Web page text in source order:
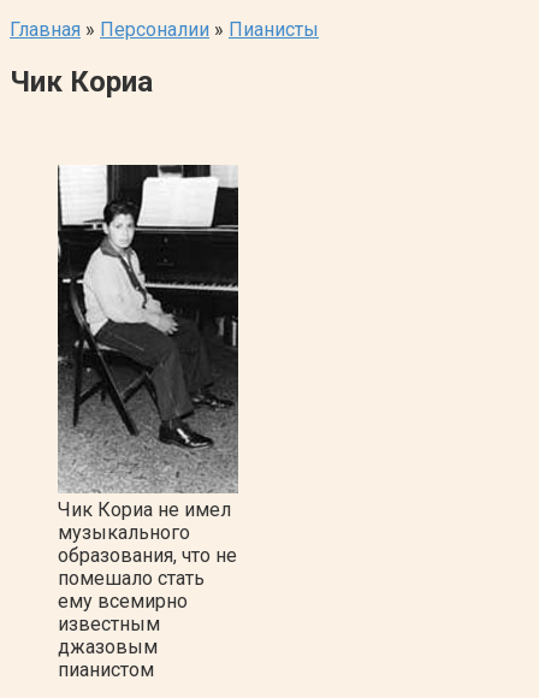
Главная » Персоналии » Пианисты
Чик Кориа
Чик Кориа не имел
музыкального
образования, что не
помешало стать
ему всемирно
известным
джазовым
пианистом